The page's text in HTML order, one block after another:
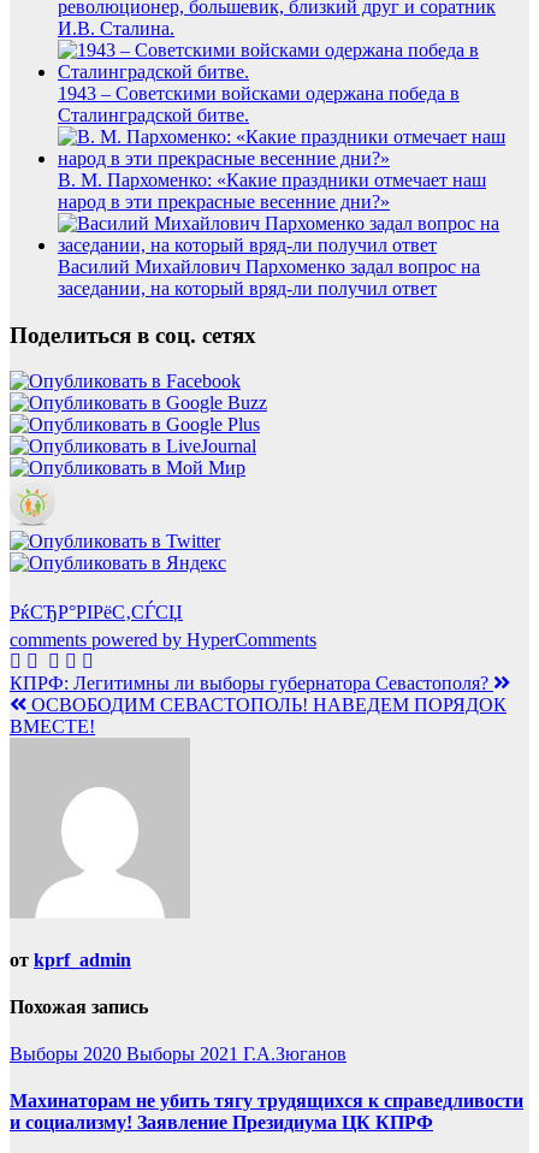
революционер, большевик, близкий друг и соратник
И.В. Сталина.
1943 – Советскими войсками одержана победа в
Сталинградской битве.
В. М. Пархоменко: «Какие праздники отмечает наш
народ в эти прекрасные весенние дни?»
Василий Михайлович Пархоменко задал вопрос на
заседании, на который вряд-ли получил ответ
Поделиться в соц. сетях
РќСЂР°РІРёС‚СЃСЏ
comments powered by HyperComments
Навигация
по
КПРФ: Легитимны ли выборы губернатора Севастополя?
ОСВОБОДИМ СЕВАСТОПОЛЬ! НАВЕДЕМ ПОРЯДОК
ВМЕСТЕ!
от kprf_admin
Похожая запись
Выборы 2020 Выборы 2021 Г.А.Зюганов
Махинаторам не убить тягу трудящихся к справедливости
и социализму! Заявление Президиума ЦК КПРФ